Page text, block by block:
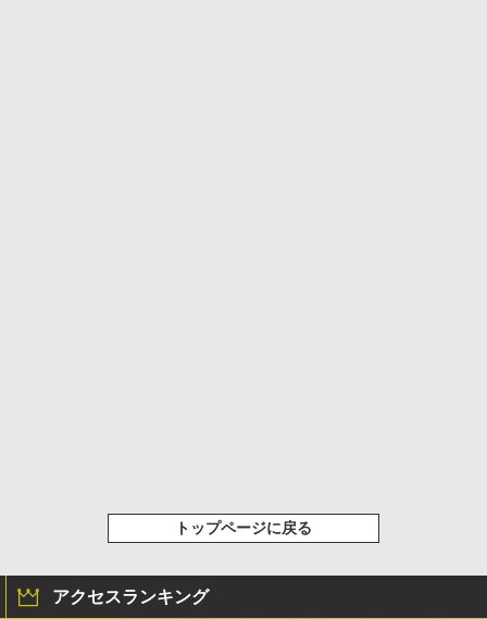
トップページに戻る
アクセスランキング